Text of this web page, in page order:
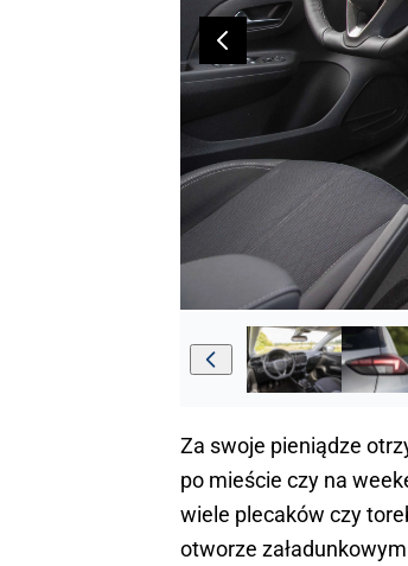
Za swoje pieniądze
po mieście czy na
wiele plecaków czy
otworze